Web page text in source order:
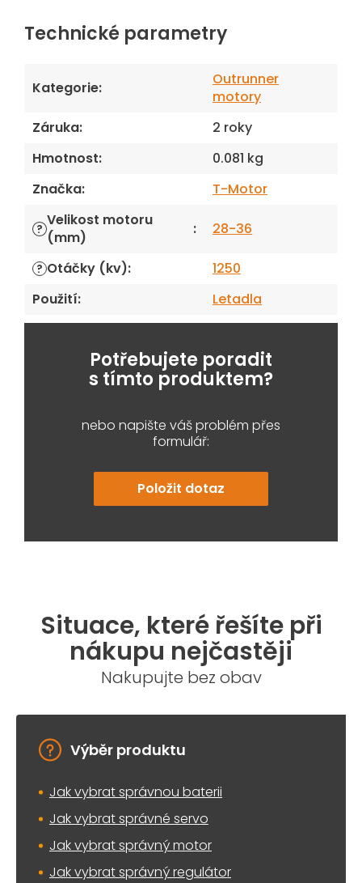
Technické parametry
Kategorie:
Outrunner
motory
Záruka:
2 roky
Hmotnost:
0.081 kg
Značka: T-Motor
? Velikost motoru
(mm)
: 28-36
? Otáčky (kv):
1250
Použití: Letadla
Potřebujete poradit
s tímto produktem?
nebo napište váš problém přes
formulář:
Položit dotaz
Situace, které řešíte při
nákupu nejčastěji
Nakupujte bez obav
Výběr produktu
Jak vybrat správnou baterii
Jak vybrat správné servo
Jak vybrat správný motor
Jak vybrat správný regulátor